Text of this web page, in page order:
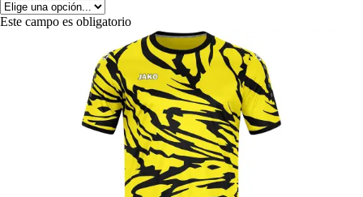
Este campo es obligatorio